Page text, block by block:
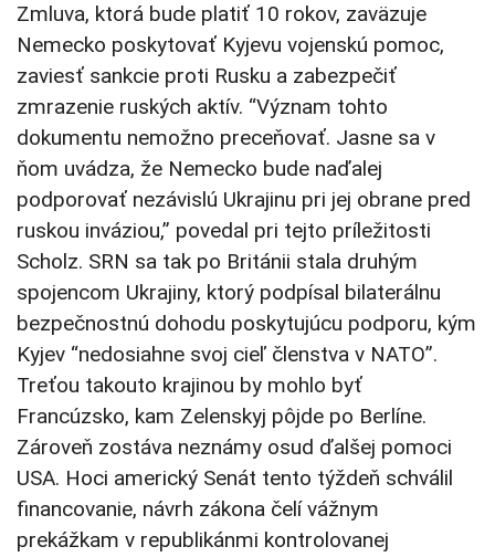
Zmluva, ktorá bude platiť 10 rokov, zaväzuje
Nemecko poskytovať Kyjevu vojenskú pomoc,
zaviesť sankcie proti Rusku a zabezpečiť
zmrazenie ruských aktív. “Význam tohto
dokumentu nemožno preceňovať. Jasne sa v
ňom uvádza, že Nemecko bude naďalej
podporovať nezávislú Ukrajinu pri jej obrane pred
ruskou inváziou,” povedal pri tejto príležitosti
Scholz. SRN sa tak po Británii stala druhým
spojencom Ukrajiny, ktorý podpísal bilaterálnu
bezpečnostnú dohodu poskytujúcu podporu, kým
Kyjev “nedosiahne svoj cieľ členstva v NATO”.
Treťou takouto krajinou by mohlo byť
Francúzsko, kam Zelenskyj pôjde po Berlíne.
Zároveň zostáva neznámy osud ďalšej pomoci
USA. Hoci americký Senát tento týždeň schválil
financovanie, návrh zákona čelí vážnym
prekážkam v republikánmi kontrolovanej